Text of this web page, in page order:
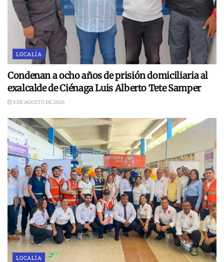
LOCALÍA
Condenan a ocho años de prisión domiciliaria al
exalcalde de Ciénaga Luis Alberto Tete Samper
5 DE AGOSTO DE 2026
LOCALÍA